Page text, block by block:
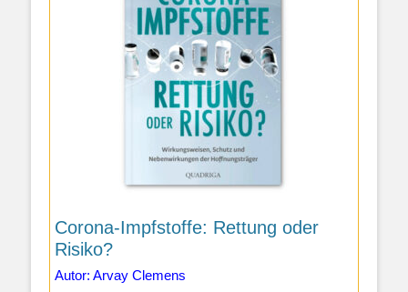
Corona-Impfstoffe: Rettung oder
Risiko?
Autor: Arvay Clemens